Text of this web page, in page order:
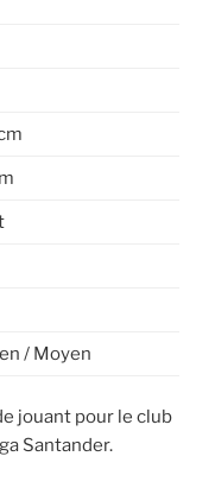
/ Moyen
jouant pour le club
Santander.